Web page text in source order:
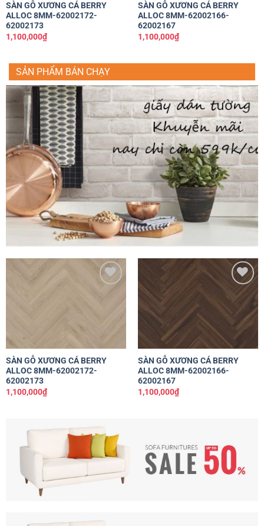
SÀN GỖ XƯƠNG CÁ BERRY
ALLOC 8MM-62002172-
62002173
1,100,000₫
SÀN GỖ XƯƠNG CÁ BERRY
ALLOC 8MM-62002166-
62002167
1,100,000₫
SẢN PHẨM BÁN CHẠY
SÀN GỖ XƯƠNG CÁ BERRY
ALLOC 8MM-62002172-
62002173
1,100,000₫
Yêu
thích
SÀN GỖ XƯƠNG CÁ BERRY
ALLOC 8MM-62002166-
62002167
1,100,000₫